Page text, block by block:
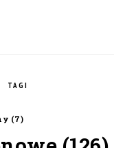
TAGI
(7)